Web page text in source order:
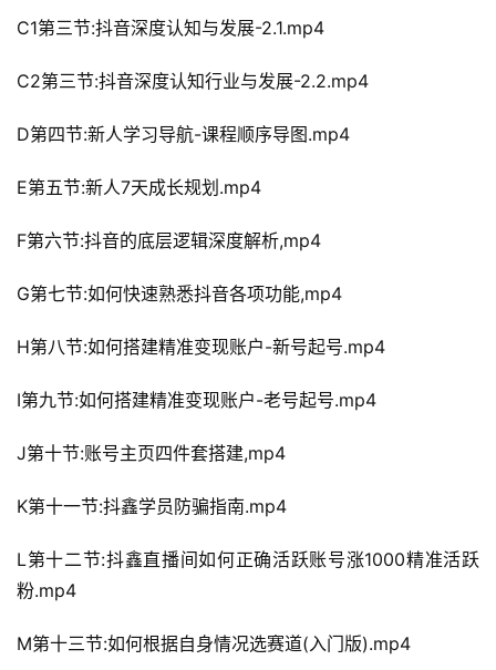
C1第三节:抖音深度认知与发展-2.1.mp4
C2第三节:抖音深度认知行业与发展-2.2.mp4
D第四节:新人学习导航-课程顺序导图.mp4
E第五节:新人7天成长规划.mp4
F第六节:抖音的底层逻辑深度解析,mp4
G第七节:如何快速熟悉抖音各项功能,mp4
H第八节:如何搭建精准变现账户-新号起号.mp4
I第九节:如何搭建精准变现账户-老号起号.mp4
J第十节:账号主页四件套搭建,mp4
K第十一节:抖鑫学员防骗指南.mp4
L第十二节:抖鑫直播间如何正确活跃账号涨1000精准活跃
粉.mp4
M第十三节:如何根据自身情况选赛道(入门版).mp4